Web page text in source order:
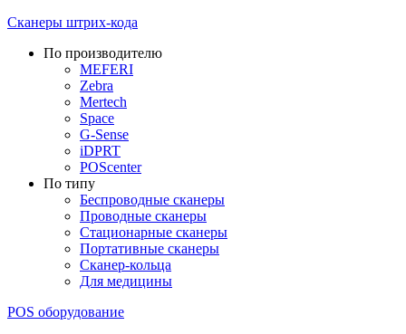
Сканеры штрих-кода
По производителю
MEFERI
Zebra
Mertech
Space
G-Sense
iDPRT
POScenter
По типу
Беспроводные сканеры
Проводные сканеры
Стационарные сканеры
Портативные сканеры
Сканер-кольца
Для медицины
POS оборудование